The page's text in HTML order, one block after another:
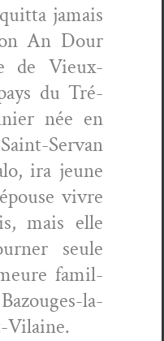
jamais
An Dour
de Vieux-
du Tré­
née en
Ser­van
ira jeune
vivre
mais elle
seule
famil­
la-
Vilaine.